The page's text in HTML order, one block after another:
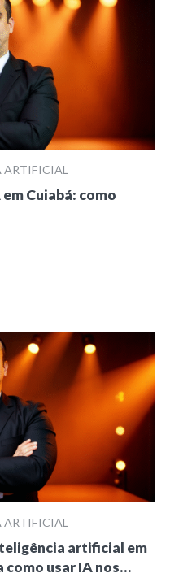
ARTIFICIAL
Cuiabá: como
ARTIFICIAL
artificial em
como usar IA nos…